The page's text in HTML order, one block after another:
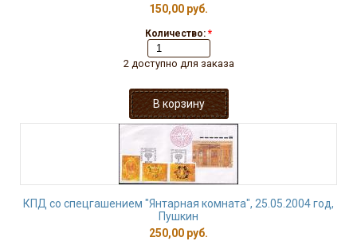
150,00 руб.
Количество: *
2 доступно для заказа
КПД со спецгашением "Янтарная комната", 25.05.2004 год,
Пушкин
250,00 руб.